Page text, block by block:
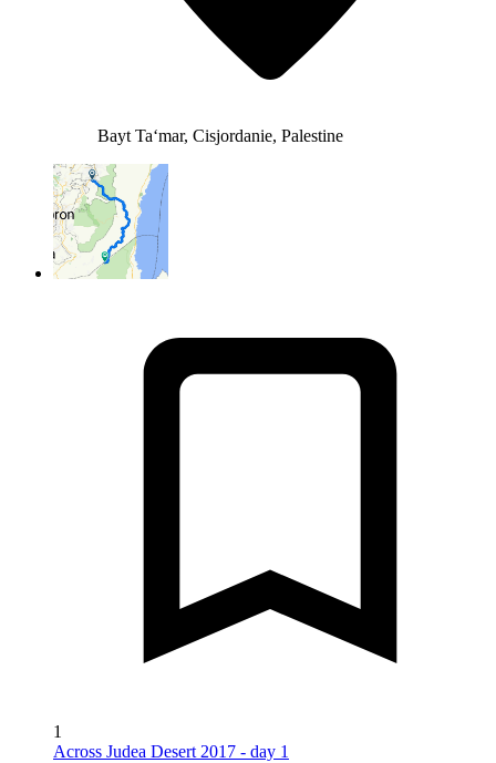
Bayt Ta‘mar, Cisjordanie, Palestine
1
Across Judea Desert 2017 - day 1